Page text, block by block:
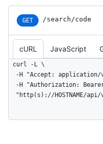
GET /search/code
cURL JavaScript
curl -L \
"http(s)://HOSTNAME/